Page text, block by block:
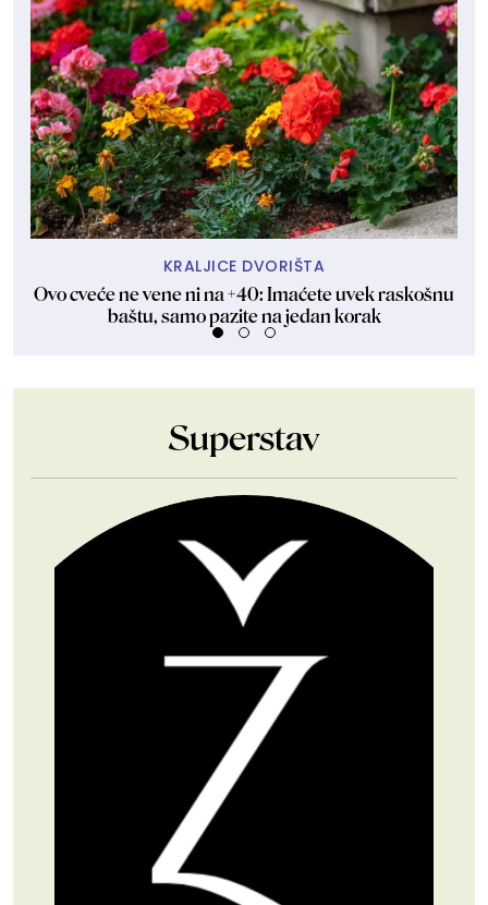
KRALJICE DVORIŠTA
Ovo cveće ne vene ni na +40: Imaćete uvek raskošnu
baštu, samo pazite na jedan korak
Superstav